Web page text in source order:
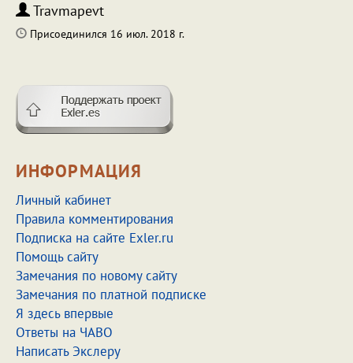
Travmapevt
Присоединился 16 июл. 2018 г.
ИНФОРМАЦИЯ
Личный кабинет
Правила комментирования
Подписка на сайте Exler.ru
Помощь сайту
Замечания по новому сайту
Замечания по платной подписке
Я здесь впервые
Ответы на ЧАВО
Написать Экслеру